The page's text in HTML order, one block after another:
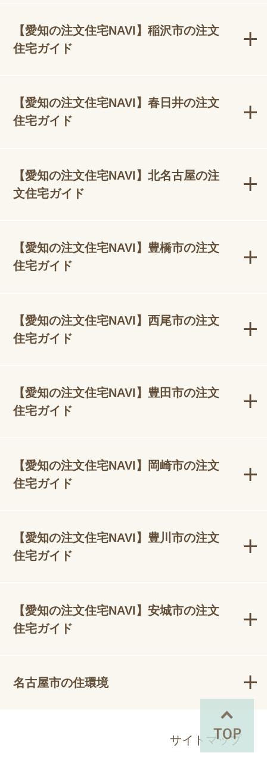
【愛知の注文住宅NAVI】稲沢市の注文
住宅ガイド
【愛知の注文住宅NAVI】春日井の注文
住宅ガイド
【愛知の注文住宅NAVI】北名古屋の注
文住宅ガイド
【愛知の注文住宅NAVI】豊橋市の注文
住宅ガイド
【愛知の注文住宅NAVI】西尾市の注文
住宅ガイド
【愛知の注文住宅NAVI】豊田市の注文
住宅ガイド
【愛知の注文住宅NAVI】岡崎市の注文
住宅ガイド
【愛知の注文住宅NAVI】豊川市の注文
住宅ガイド
【愛知の注文住宅NAVI】安城市の注文
住宅ガイド
名古屋市の住環境
サイトマップ